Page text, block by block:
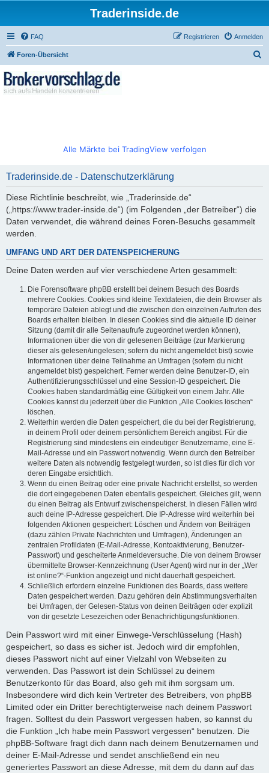
Traderinside.de
FAQ Anmelden
Registrieren
Foren-Übersicht
Alle Märkte bei TradingView verfolgen
Traderinside.de - Datenschutzerklärung
Diese Richtlinie beschreibt, wie „Traderinside.de“
(„https://www.trader-inside.de“) (im Folgenden „der Betreiber“) die
Daten verwendet, die während deines Foren-Besuchs gesammelt
werden.
UMFANG UND ART DER DATENSPEICHERUNG
Deine Daten werden auf vier verschiedene Arten gesammelt:
Die Forensoftware phpBB erstellt bei deinem Besuch des Boards
mehrere Cookies. Cookies sind kleine Textdateien, die dein Browser als
temporäre Dateien ablegt und die zwischen den einzelnen Aufrufen des
Boards erhalten bleiben. In diesen Cookies sind die aktuelle ID deiner
Sitzung (damit dir alle Seitenaufrufe zugeordnet werden können),
Informationen über die von dir gelesenen Beiträge (zur Markierung
dieser als gelesen/ungelesen; sofern du nicht angemeldet bist) sowie
Informationen über deine Teilnahme an Umfragen (sofern du nicht
angemeldet bist) gespeichert. Ferner werden deine Benutzer-ID, ein
Authentifizierungsschlüssel und eine Session-ID gespeichert. Die
Cookies haben standardmäßig eine Gültigkeit von einem Jahr. Alle
Cookies kannst du jederzeit über die Funktion „Alle Cookies löschen“
löschen.
Weiterhin werden die Daten gespeichert, die du bei der Registrierung,
in deinem Profil oder deinem persönlichem Bereich angibst. Für die
Registrierung sind mindestens ein eindeutiger Benutzername, eine E-
Mail-Adresse und ein Passwort notwendig. Wenn durch den Betreiber
weitere Daten als notwendig festgelegt wurden, so ist dies für dich vor
deren Eingabe ersichtlich.
Wenn du einen Beitrag oder eine private Nachricht erstellst, so werden
die dort eingegebenen Daten ebenfalls gespeichert. Gleiches gilt, wenn
du einen Beitrag als Entwurf zwischenspeicherst. In diesen Fällen wird
auch deine IP-Adresse gespeichert. Die IP-Adresse wird weiterhin bei
folgenden Aktionen gespeichert: Löschen und Ändern von Beiträgen
(dazu zählen Private Nachrichten und Umfragen), Änderungen an
zentralen Profildaten (E-Mail-Adresse, Kontoaktivierung, Benutzer-
Passwort) und gescheiterte Anmeldeversuche. Die von deinem Browser
übermittelte Browser-Kennzeichnung (User Agent) wird nur in der „Wer
ist online?“-Funktion angezeigt und nicht dauerhaft gespeichert.
Schließlich erfordern einzelne Funktionen des Boards, dass weitere
Daten gespeichert werden. Dazu gehören dein Abstimmungsverhalten
bei Umfragen, der Gelesen-Status von deinen Beiträgen oder explizit
von dir gesetzte Lesezeichen oder Benachrichtigungsfunktionen.
Dein Passwort wird mit einer Einwege-Verschlüsselung (Hash)
gespeichert, so dass es sicher ist. Jedoch wird dir empfohlen,
dieses Passwort nicht auf einer Vielzahl von Webseiten zu
verwenden. Das Passwort ist dein Schlüssel zu deinem
Benutzerkonto für das Board, also geh mit ihm sorgsam um.
Insbesondere wird dich kein Vertreter des Betreibers, von phpBB
Limited oder ein Dritter berechtigterweise nach deinem Passwort
fragen. Solltest du dein Passwort vergessen haben, so kannst du
die Funktion „Ich habe mein Passwort vergessen“ benutzen. Die
phpBB-Software fragt dich dann nach deinem Benutzernamen und
deiner E-Mail-Adresse und sendet anschließend ein neu
generiertes Passwort an diese Adresse, mit dem du dann auf das